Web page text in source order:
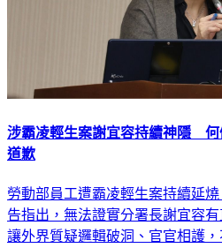
涉霸凌輕生案謝宜容持續神隱 何
勞動部員工遭霸凌輕生案持續延
告指出，無法證實分署長謝宜容